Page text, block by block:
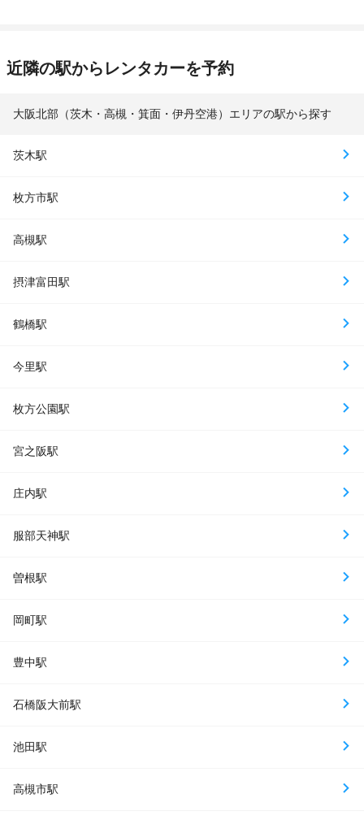
近隣の駅からレンタカーを予約
大阪北部（茨木・高槻・箕面・伊丹空港）エリアの駅から探す
茨木駅
枚方市駅
高槻駅
摂津富田駅
鶴橋駅
今里駅
枚方公園駅
宮之阪駅
庄内駅
服部天神駅
曽根駅
岡町駅
豊中駅
石橋阪大前駅
池田駅
高槻市駅